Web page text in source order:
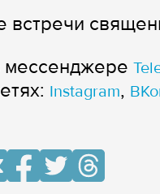
встречи
мессенджере
Instagram,